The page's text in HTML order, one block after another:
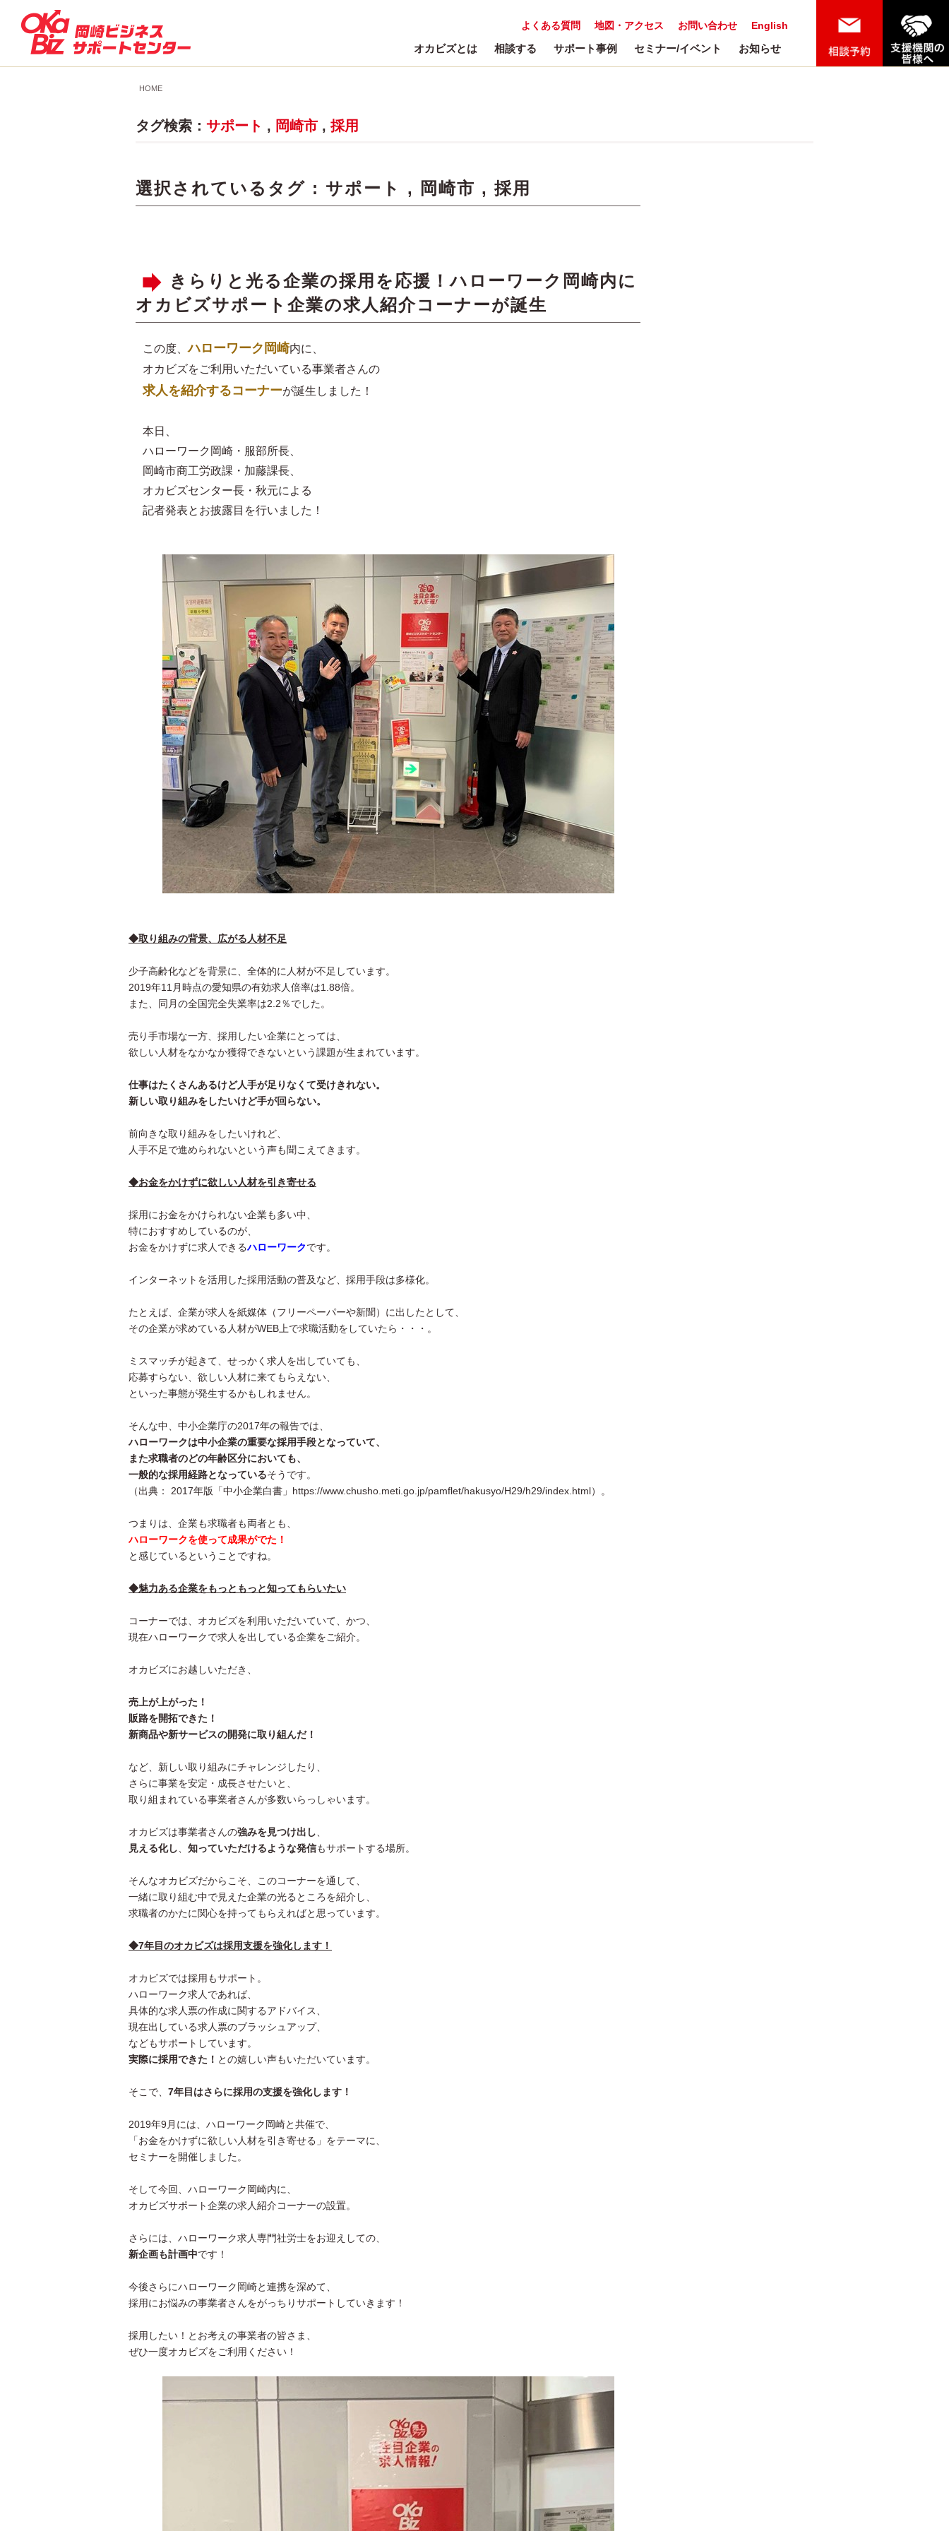
English
お問い合わせ
地図・アクセス
よくある質問
オカビズとは 相談する サポート事例 セミナー/イベント お知らせ
HOME
タグ検索： サポート , 岡崎市 , 採用
選択されているタグ : サポート , 岡崎市 , 採用
きらりと光る企業の採用を応援！ハローワーク岡崎内に
オカビズサポート企業の求人紹介コーナーが誕生
この度、ハローワーク岡崎内に、
オカビズをご利用いただいている事業者さんの
求人を紹介するコーナーが誕生しました！
本日、
ハローワーク岡崎・服部所長、
岡崎市商工労政課・加藤課長、
オカビズセンター長・秋元による
記者発表とお披露目を行いました！
◆取り組みの背景、広がる人材不足
少子高齢化などを背景に、全体的に人材が不足しています。
2019年11月時点の愛知県の有効求人倍率は1.88倍。
また、同月の全国完全失業率は2.2％でした。
売り手市場な一方、採用したい企業にとっては、
欲しい人材をなかなか獲得できないという課題が生まれています。
仕事はたくさんあるけど人手が足りなくて受けきれない。
新しい取り組みをしたいけど手が回らない。
前向きな取り組みをしたいけれど、
人手不足で進められないという声も聞こえてきます。
◆お金をかけずに欲しい人材を引き寄せる
採用にお金をかけられない企業も多い中、
特におすすめしているのが、
お金をかけずに求人できるハローワークです。
インターネットを活用した採用活動の普及など、採用手段は多様化。
たとえば、企業が求人を紙媒体（フリーペーパーや新聞）に出したとして、
その企業が求めている人材がWEB上で求職活動をしていたら・・・。
ミスマッチが起きて、せっかく求人を出していても、
応募すらない、欲しい人材に来てもらえない、
といった事態が発生するかもしれません。
そんな中、中小企業庁の2017年の報告では、
ハローワークは中小企業の重要な採用手段となっていて、
また求職者のどの年齢区分においても、
一般的な採用経路となっているそうです。
（出典： 2017年版「中小企業白書」https://www.chusho.meti.go.jp/pamflet/hakusyo/H29/h29/index.html）。
つまりは、企業も求職者も両者とも、
ハローワークを使って成果がでた！
と感じているということですね。
◆魅力ある企業をもっともっと知ってもらいたい
コーナーでは、オカビズを利用いただいていて、かつ、
現在ハローワークで求人を出している企業をご紹介。
オカビズにお越しいただき、
売上が上がった！
販路を開拓できた！
新商品や新サービスの開発に取り組んだ！
など、新しい取り組みにチャレンジしたり、
さらに事業を安定・成長させたいと、
取り組まれている事業者さんが多数いらっしゃいます。
オカビズは事業者さんの強みを見つけ出し
見える化し
知っていただけるような発信もサポートする場所。
そんなオカビズだからこそ、このコーナーを通して、
一緒に取り組む中で見えた企業の光るところを紹介し、
求職者のかたに関心を持ってもらえればと思っています。
◆7年目のオカビズは採用支援を強化します！
オカビズでは採用もサポート。
ハローワーク求人であれば、
具体的な求人票の作成に関するアドバイス、
現在出している求人票のブラッシュアップ、
などもサポートしています。
実際に採用できた！ との嬉しい声もいただいています。
そこで、 7年目はさらに採用の支援を強化します！
2019年9月には、ハローワーク岡崎と共催で、
「お金をかけずに欲しい人材を引き寄せる」をテーマに、
セミナーを開催しました。
そして今回、ハローワーク岡崎内に、
オカビズサポート企業の求人紹介コーナーの設置。
さらには、ハローワーク求人専門社労士をお迎えしての、
新企画も計画中です！
今後さらにハローワーク岡崎と連携を深めて、
採用にお悩みの事業者さんをがっちりサポートしていきます！
採用したい！とお考えの事業者の皆さま、
ぜひ一度オカビズをご利用ください！